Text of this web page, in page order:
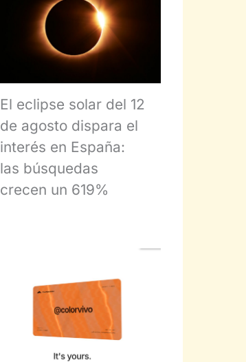
El eclipse solar del 12
de agosto dispara el
interés en España:
las búsquedas
crecen un 619%